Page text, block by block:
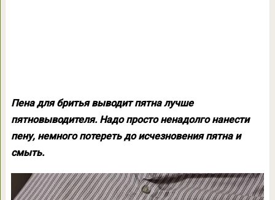
Пена для бритья выводит пятна лучше
пятновыводителя. Надо просто ненадолго нанести
пену, немного потереть до исчезновения пятна и
смыть.